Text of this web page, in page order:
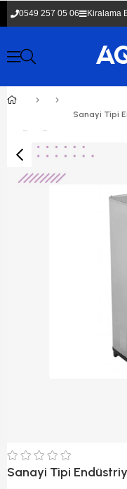
0549 257 05 06 Kiralama
Sanayi Tipi